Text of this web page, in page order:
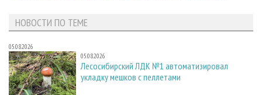
НОВОСТИ ПО ТЕМЕ
05.08.2026
05.08.2026
Лесосибирский ЛДК №1 автоматизировал
укладку мешков с пеллетами